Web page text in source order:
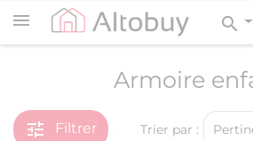
search
Armoire
tune Filtrer Trier par :